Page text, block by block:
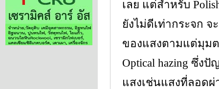
เลย แต่สำหรับ
ยังไม่ดีเท่ากระจก จ
ของแสงตามแต่มุมต
Optical hazing ซึ่ง
แสงเช่นแสงที่ลอด